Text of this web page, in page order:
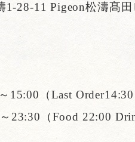
1-28-11 Pigeon松濤髙
（Last Order14:30
（Food 22:00